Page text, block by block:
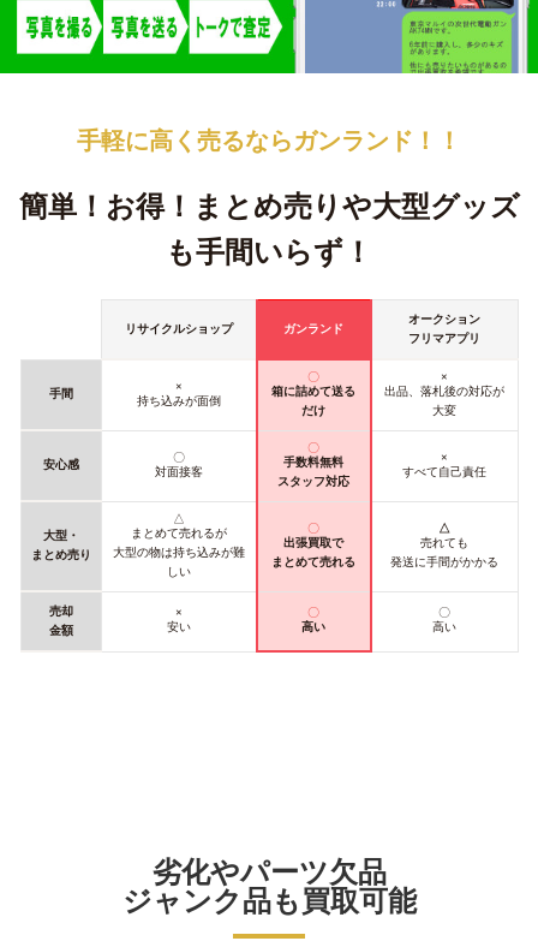
手軽に高く売るならガンランド！！
簡単！お得！ まとめ売りや大型グッズ
も手間いらず！
リサイクルショップ ガンランド
オークション
フリマアプリ
手間
×
持ち込みが面倒
〇
箱に詰めて送る
だけ
×
出品、落札後の対応が
大変
安心感
〇
対面接客
〇
手数料無料
スタッフ対応
×
すべて自己責任
大型・
まとめ売り
△
まとめて売れるが
大型の物は持ち込みが難
しい
〇
出張買取で
まとめて売れる
△
売れても
発送に手間がかかる
売却
金額
×
安い
〇
高い
〇
高い
劣化やパーツ欠品
ジャンク品も買取可能